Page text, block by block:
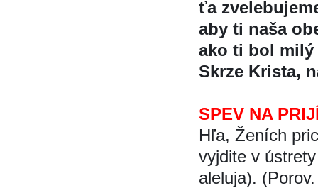
ťa
aby ti naša
ako ti bol
Skrze Krista,
SPEV NA
Hľa, Ženích
vyjdite v
aleluja).